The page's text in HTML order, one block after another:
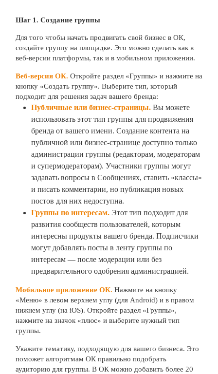
Шаг 1. Создание группы
Для того чтобы начать продвигать свой бизнес в ОК,
создайте группу на площадке. Это можно сделать как в
веб-версии платформы, так и в мобильном приложении.
Веб-версия ОК. Откройте раздел «Группы» и нажмите на
кнопку «Создать группу». Выберите тип, который
подходит для решения задач вашего бренда:
Публичные или бизнес-страницы. Вы можете
использовать этот тип группы для продвижения
бренда от вашего имени. Создание контента на
публичной или бизнес-странице доступно только
администрации группы (редакторам, модераторам
и супермодераторам). Участники группы могут
задавать вопросы в Сообщениях, ставить «классы»
и писать комментарии, но публикация новых
постов для них недоступна.
Группы по интересам. Этот тип подходит для
развития сообществ пользователей, которым
интересны продукты вашего бренда. Подписчики
могут добавлять посты в ленту группы по
интересам — после модерации или без
предварительного одобрения администрацией.
Мобильное приложение ОК. Нажмите на кнопку
«Меню» в левом верхнем углу (для Android) и в правом
нижнем углу (на iOS). Откройте раздел «Группы»,
нажмите на значок «плюс» и выберите нужный тип
группы.
Укажите тематику, подходящую для вашего бизнеса. Это
поможет алгоритмам ОК правильно подобрать
аудиторию для группы. В ОК можно добавить более 20